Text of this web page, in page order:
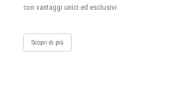
con vantaggi unici ed esclusivi.
Scopri di più